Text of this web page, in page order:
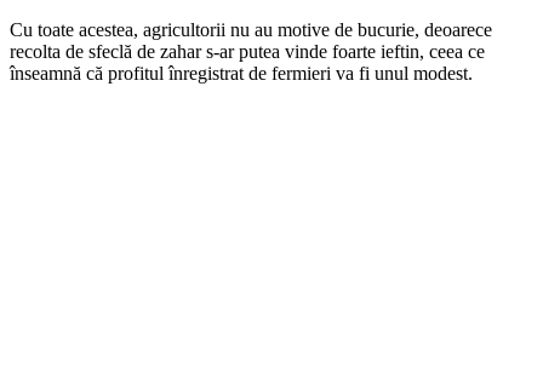
Cu toate acestea, agricultorii nu au motive de bucurie, deoarece
recolta de sfeclă de zahar s-ar putea vinde foarte ieftin, ceea ce
înseamnă că profitul înregistrat de fermieri va fi unul modest.